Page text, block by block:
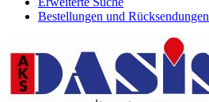
Bestellungen und Rücksendungen